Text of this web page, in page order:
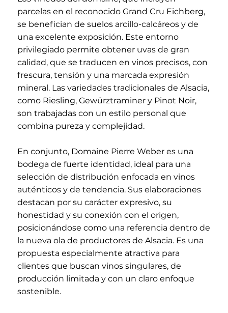
parcelas en el reconocido Grand Cru Eichberg,
se benefician de suelos arcillo-calcáreos y de
una excelente exposición. Este entorno
privilegiado permite obtener uvas de gran
calidad, que se traducen en vinos precisos, con
frescura, tensión y una marcada expresión
mineral. Las variedades tradicionales de Alsacia,
como Riesling, Gewürztraminer y Pinot Noir,
son trabajadas con un estilo personal que
combina pureza y complejidad.
En conjunto, Domaine Pierre Weber es una
bodega de fuerte identidad, ideal para una
selección de distribución enfocada en vinos
auténticos y de tendencia. Sus elaboraciones
destacan por su carácter expresivo, su
honestidad y su conexión con el origen,
posicionándose como una referencia dentro de
la nueva ola de productores de Alsacia. Es una
propuesta especialmente atractiva para
clientes que buscan vinos singulares, de
producción limitada y con un claro enfoque
sostenible.